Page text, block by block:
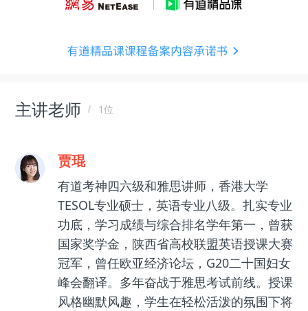
主讲老师 1位
贾琨
有道考神四六级和雅思讲师，香港大学
TESOL专业硕士，英语专业八级。扎实专业
功底，学习成绩与综合排名学年第一，曾获
国家奖学金，陕西省高校联盟英语授课大赛
冠军，曾任欧亚经济论坛，G20二十国妇女
峰会翻译。多年奋战于雅思考试前线。授课
风格幽默风趣，学生在轻松活泼的氛围下将